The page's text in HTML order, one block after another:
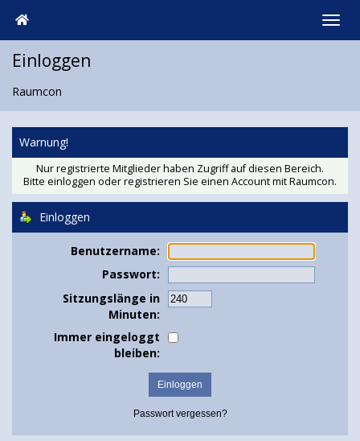
Einloggen
Raumcon
Warnung!
Nur registrierte Mitglieder haben Zugriff auf diesen Bereich.
Bitte einloggen oderregistrieren Sie einen Accountmit Raumcon.
Einloggen
Benutzername:
Passwort:
Sitzungslänge in
Minuten:
Immer eingeloggt
bleiben:
Passwort vergessen?